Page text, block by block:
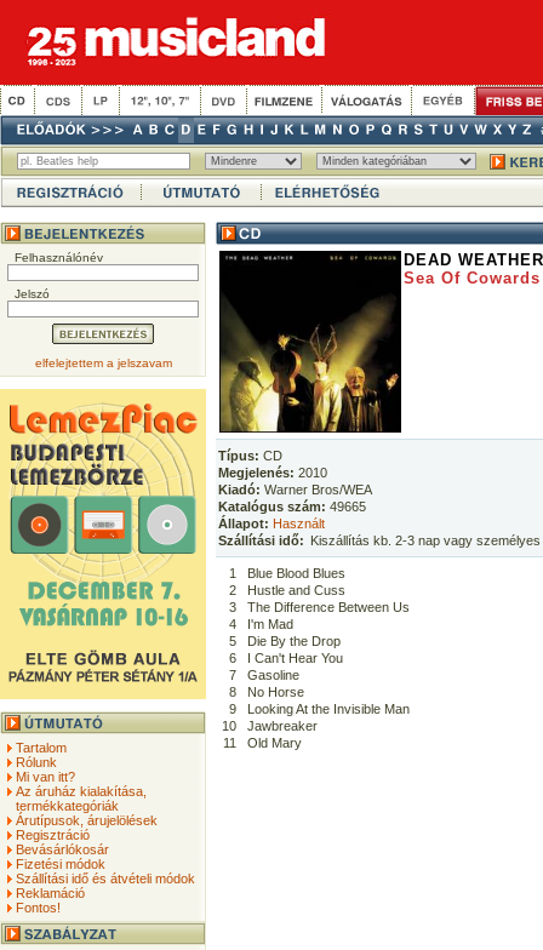
Felhasználónév
Jelszó
elfelejtettem a jelszavam
Tartalom
Rólunk
Mi van itt?
Az áruház kialakítása,
termékkategóriák
Árutípusok, árujelölések
Regisztráció
Bevásárlókosár
Fizetési módok
Szállítási idő és átvételi módok
Reklamáció
Fontos!
DEAD WEATHER
Sea Of Cowards
Típus: CD
Megjelenés: 2010
Kiadó: Warner Bros/WEA
Katalógus szám: 49665
Állapot: Használt
Szállítási idő: Kiszállítás kb. 2-3 nap vagy
1
Blue Blood Blues
2
Hustle and Cuss
3
The Difference Between Us
4
I'm Mad
5
Die By the Drop
6
I Can't Hear You
7
Gasoline
8
No Horse
9
Looking At the Invisible Man
10
Jawbreaker
11
Old Mary